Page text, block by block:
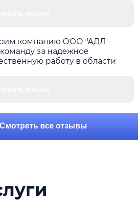
компанию ООО "АДЛ -
за надежное
работу в области
Смотреть все отзывы